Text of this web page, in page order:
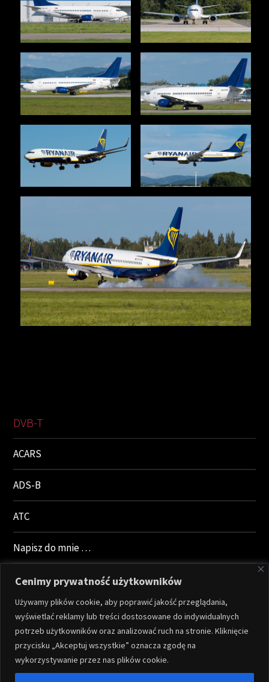
Cenimy prywatność użytkowników
Używamy plików cookie, aby poprawić jakość przeglądania,
wyświetlać reklamy lub treści dostosowane do indywidualnych
potrzeb użytkowników oraz analizować ruch na stronie. Kliknięcie
przycisku „Akceptuj wszystkie” oznacza zgodę na
wykorzystywanie przez nas plików cookie.
DVB-T
ACARS
ADS-B
ATC
Napisz do mnie …
Polityka prywatności
Polityka Prywatności
Archiwa